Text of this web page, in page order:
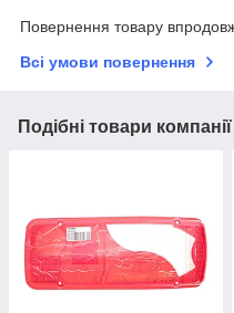
Повернення товару
Всі умови повернення
Подібні товари компанії